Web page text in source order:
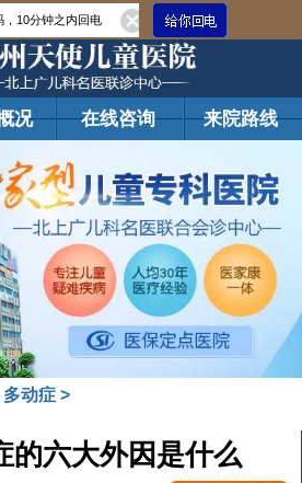
况 在线咨询 来院路线
多动症 >
的六大外因是什么